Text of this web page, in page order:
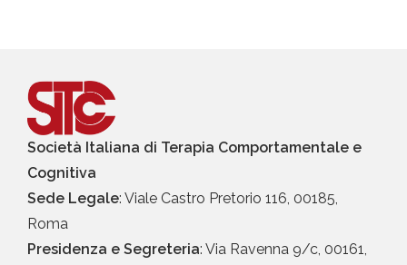
Società Italiana di Terapia Comportamentale e
Cognitiva
Sede Legale: Viale Castro Pretorio 116, 00185,
Roma
Presidenza e Segreteria: Via Ravenna 9/c, 00161,